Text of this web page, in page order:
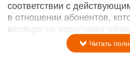
соответствии с
в отношении абонентов,
месяцев не исполняют
Читать